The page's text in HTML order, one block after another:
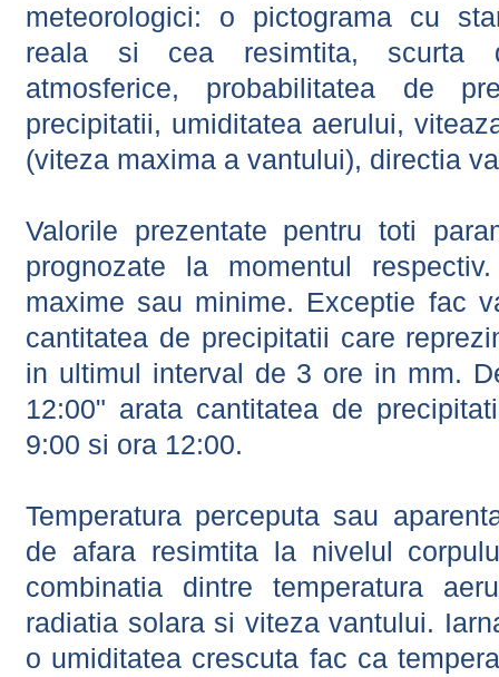
meteorologici: o pictograma cu
reala si cea resimtita, scurta
atmosferice, probabilitatea de
precipitatii, umiditatea aerului,
(viteza maxima a vantului), directia
Valorile prezentate pentru toti
prognozate la momentul
maxime sau minime. Exceptie fac
cantitatea de precipitatii care
in ultimul interval de 3 ore in mm.
12:00" arata cantitatea de
9:00 si ora 12:00.
Temperatura perceputa sau
de afara resimtita la nivelul
combinatia dintre temperatura
radiatia solara si viteza vantului.
o umiditatea crescuta fac ca